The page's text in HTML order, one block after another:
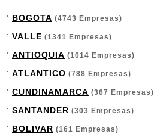
BOGOTA (4743 Empresas)
VALLE (1341 Empresas)
ANTIOQUIA (1014 Empresas)
ATLANTICO (788 Empresas)
CUNDINAMARCA (367 Empresas)
SANTANDER (303 Empresas)
BOLIVAR (161 Empresas)